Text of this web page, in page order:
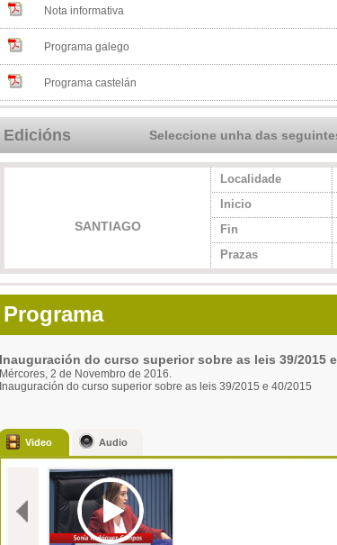
Nota informativa
Programa galego
Programa castelán
Edicións Seleccione unha das
SANTIAGO
Localidade
Inicio
Fin
Prazas
Programa
Inauguración do curso superior sobre as leis 39/2015
Mércores, 2 de Novembro de 2016.
Inauguración do curso superior sobre as leis 39/2015 e 40/2015
Video Audio